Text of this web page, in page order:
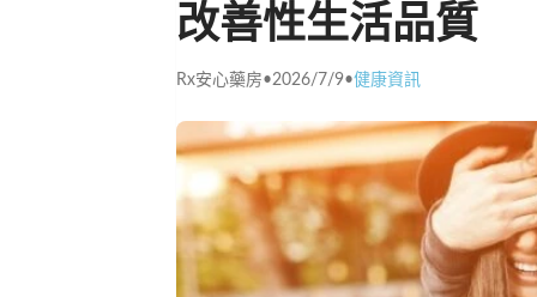
改善性生活品質
Rx安心藥房•2026/7/9•健康資訊